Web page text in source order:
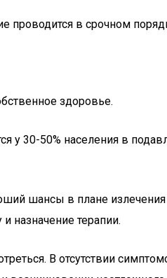
проводится в срочном
здоровье.
у 30-50% населения в
шансы в плане
назначение терапии.
В отсутствии